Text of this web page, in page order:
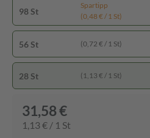
98 St
Spartipp
(0,48 € / 1 St)
56 St (0,72 € / 1 St)
28 St (1,13 € / 1 St)
31,58 €
1,13 € / 1 St